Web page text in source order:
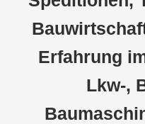
Erfahrung
Lkw-,